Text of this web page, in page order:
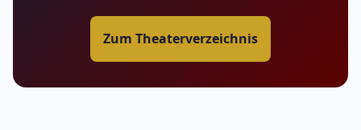
Zum Theaterverzeichnis